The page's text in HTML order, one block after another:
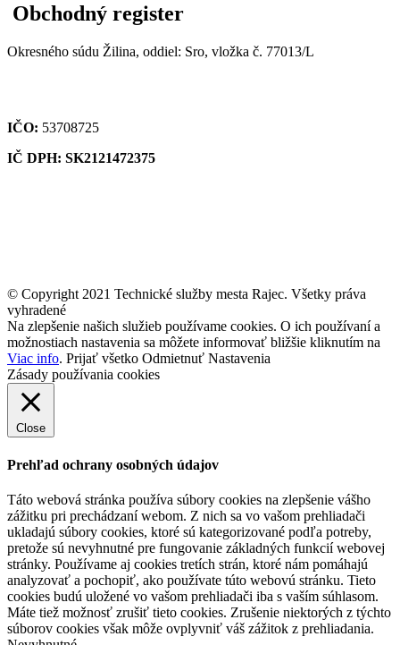
Obchodný register
Okresného súdu Žilina, oddiel: Sro, vložka č. 77013/L
IČO: 53708725
IČ DPH: SK2121472375
© Copyright 2021 Technické služby mesta Rajec. Všetky práva
vyhradené
Na zlepšenie našich služieb používame cookies. O ich používaní a
možnostiach nastavenia sa môžete informovať bližšie kliknutím na
Viac info. Prijať všetko Odmietnuť Nastavenia
Zásady používania cookies
Close
Prehľad ochrany osobných údajov
Táto webová stránka používa súbory cookies na zlepšenie vášho
zážitku pri prechádzaní webom. Z nich sa vo vašom prehliadači
ukladajú súbory cookies, ktoré sú kategorizované podľa potreby,
pretože sú nevyhnutné pre fungovanie základných funkcií webovej
stránky. Používame aj cookies tretích strán, ktoré nám pomáhajú
analyzovať a pochopiť, ako používate túto webovú stránku. Tieto
cookies budú uložené vo vašom prehliadači iba s vaším súhlasom.
Máte tiež možnosť zrušiť tieto cookies. Zrušenie niektorých z týchto
súborov cookies však môže ovplyvniť váš zážitok z prehliadania.